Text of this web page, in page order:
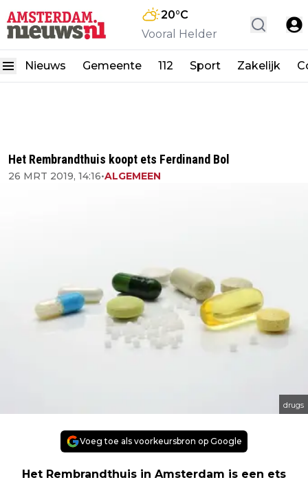
20°C
Vooral Helder
Nieuws Gemeente 112 Sport Zakelijk
Het Rembrandthuis koopt ets Ferdinand Bol
26 MRT 2019, 14:16•ALGEMEEN
drugs
Voeg toe als voorkeursbron op Google
Het Rembrandthuis in Amsterdam is een ets